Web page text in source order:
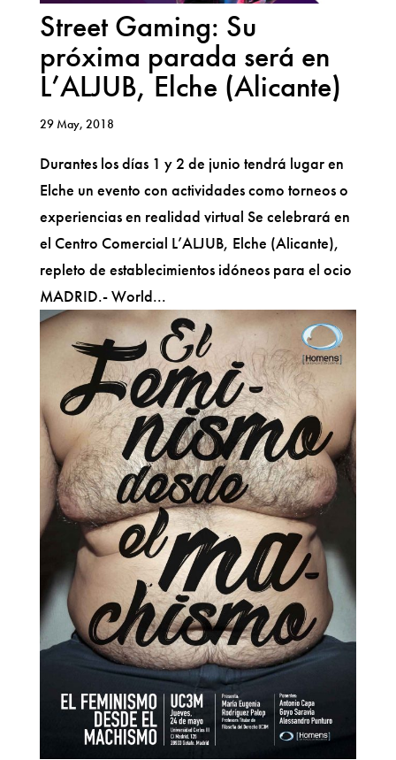
Street Gaming: Su
próxima parada será en
L’ALJUB, Elche (Alicante)
29 May, 2018
Durantes los días 1 y 2 de junio tendrá lugar en
Elche un evento con actividades como torneos o
experiencias en realidad virtual Se celebrará en
el Centro Comercial L’ALJUB, Elche (Alicante),
repleto de establecimientos idóneos para el ocio
MADRID.- World...